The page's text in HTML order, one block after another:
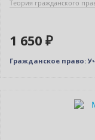
Теория гражданского
1 650 ₽
Гражданское право: